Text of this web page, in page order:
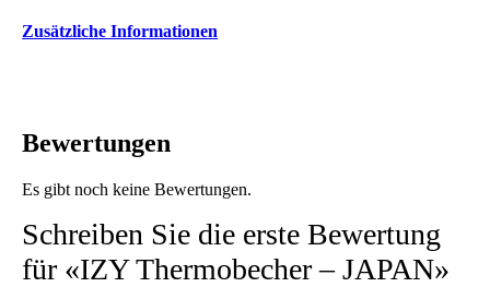
Zusätzliche Informationen
Bewertungen
Es gibt noch keine Bewertungen.
Schreiben Sie die erste Bewertung
für «IZY Thermobecher – JAPAN»